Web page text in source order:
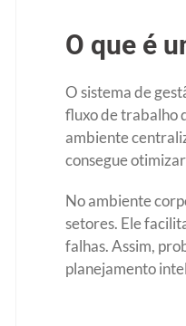
O que é
O sistema de
fluxo de trabalho
ambiente
consegue
No ambiente
setores. Ele
falhas. Assim,
planejamento